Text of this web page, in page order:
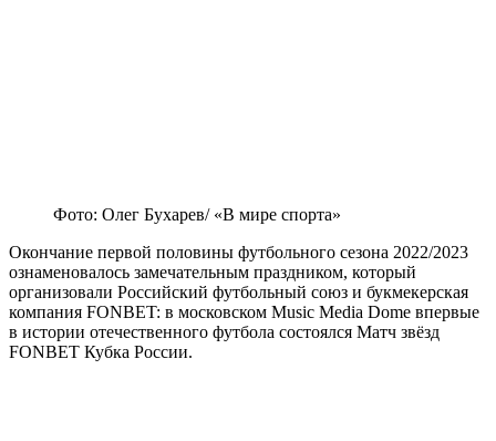
Фото: Олег Бухарев/ «В мире спорта»
Окончание первой половины футбольного сезона 2022/2023
ознаменовалось замечательным праздником, который
организовали Российский футбольный союз и букмекерская
компания FONBET: в московском Music Media Dome впервые
в истории отечественного футбола состоялся Матч звёзд
FONBET Кубка России.